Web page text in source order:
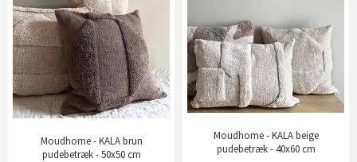
Moudhome - KALA brun
pudebetræk - 50x50 cm
Moudhome - KALA beige
pudebetræk - 40x60 cm